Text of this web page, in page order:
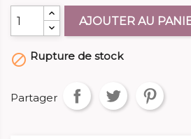
AJOUTER AU
 Rupture de stock
Partager